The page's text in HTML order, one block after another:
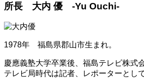
所長 大内 優 -Yu Ouchi-
1978年 福島県郡山市生まれ。
慶應義塾大学卒業後、福島テレビ株式
テレビ局時代は記者、レポーターとし